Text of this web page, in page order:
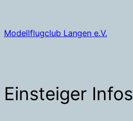
springen
Modellflugclub Langen e.V.
Einsteiger Infos